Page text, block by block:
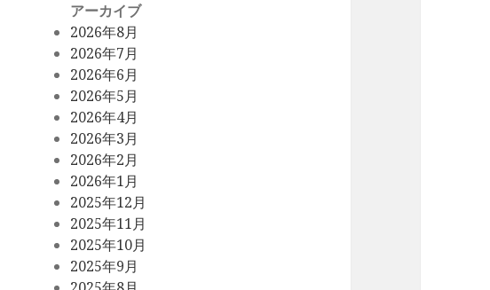
アーカイブ
2026年8月
2026年7月
2026年6月
2026年5月
2026年4月
2026年3月
2026年2月
2026年1月
2025年12月
2025年11月
2025年10月
2025年9月